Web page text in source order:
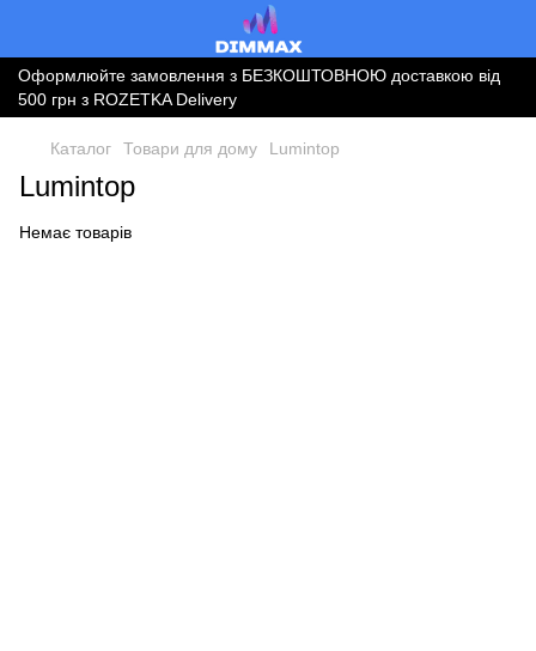
Оформлюйте замовлення з БЕЗКОШТОВНОЮ доставкою від
500 грн з ROZETKA Delivery
Каталог Товари для дому Lumintop
Lumintop
Немає товарів